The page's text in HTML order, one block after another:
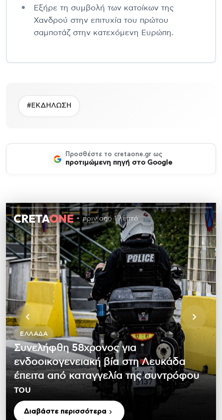
Εξήρε τη συμβολή των κατοίκων της
Χανδρού στην επιτυχία του πρώτου
σαμποτάζ στην κατεχόμενη Ευρώπη.
#ΕΚΔΗΛΩΣΗ
Προσθέστε το cretaone.gr ως
προτιμώμενη πηγή στο Google
πριν από 1 λεπτό
ΕΛΛΆΔΑ
Συνελήφθη 58χρονος για
ενδοοικογενειακή βία στη Λευκάδα
έπειτα από καταγγελία της συντρόφου
του
Διαβάστε περισσότερα